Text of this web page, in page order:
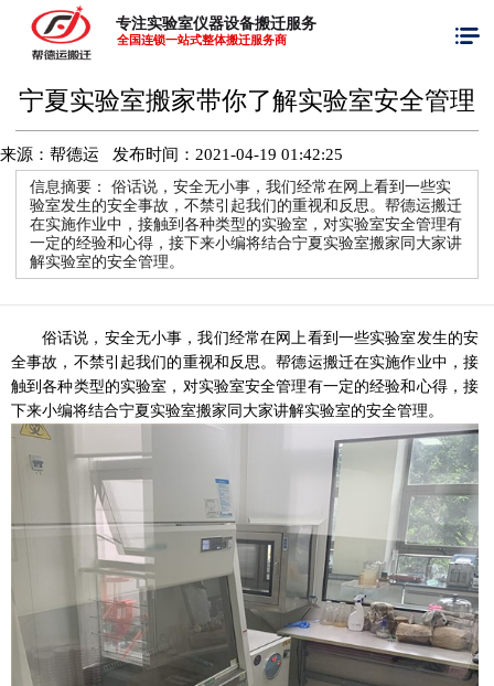
专注实验室仪器设备搬迁服务
全国连锁一站式整体搬迁服务商
宁夏实验室搬家带你了解实验室安全管理
来源：帮德运 发布时间： 2021-04-19 01:42:25
信息摘要： 俗话说，安全无小事，我们经常在网上看到一些实
验室发生的安全事故，不禁引起我们的重视和反思。帮德运搬迁
在实施作业中，接触到各种类型的实验室，对实验室安全管理有
一定的经验和心得，接下来小编将结合宁夏实验室搬家同大家讲
解实验室的安全管理。
俗话说，安全无小事，我们经常在网上看到一些实验室发生的安
全事故，不禁引起我们的重视和反思。帮德运搬迁在实施作业中，接
触到各种类型的实验室，对实验室安全管理有一定的经验和心得，接
下来小编将结合宁夏实验室搬家同大家讲解实验室的安全管理。